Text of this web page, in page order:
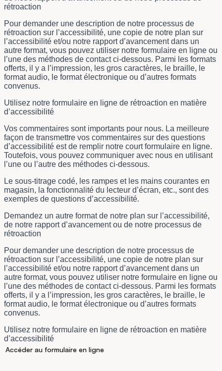
rétroaction
Pour demander une description de notre processus de
rétroaction sur l’accessibilité, une copie de notre plan sur
l’accessibilité et/ou notre rapport d’avancement dans un
autre format, vous pouvez utiliser notre formulaire en ligne ou
l’une des méthodes de contact ci-dessous. Parmi les formats
offerts, il y a l’impression, les gros caractères, le braille, le
format audio, le format électronique ou d’autres formats
convenus.
Utilisez notre formulaire en ligne de rétroaction en matière
d’accessibilité
Vos commentaires sont importants pour nous. La meilleure
façon de transmettre vos commentaires sur des questions
d’accessibilité est de remplir notre court formulaire en ligne.
Toutefois, vous pouvez communiquer avec nous en utilisant
l’une ou l’autre des méthodes ci-dessous.
Le sous-titrage codé, les rampes et les mains courantes en
magasin, la fonctionnalité du lecteur d’écran, etc., sont des
exemples de questions d’accessibilité.
Demandez un autre format de notre plan sur l’accessibilité,
de notre rapport d’avancement ou de notre processus de
rétroaction
Pour demander une description de notre processus de
rétroaction sur l’accessibilité, une copie de notre plan sur
l’accessibilité et/ou notre rapport d’avancement dans un
autre format, vous pouvez utiliser notre formulaire en ligne ou
l’une des méthodes de contact ci-dessous. Parmi les formats
offerts, il y a l’impression, les gros caractères, le braille, le
format audio, le format électronique ou d’autres formats
convenus.
Utilisez notre formulaire en ligne de rétroaction en matière
d’accessibilité
Accéder au formulaire en ligne